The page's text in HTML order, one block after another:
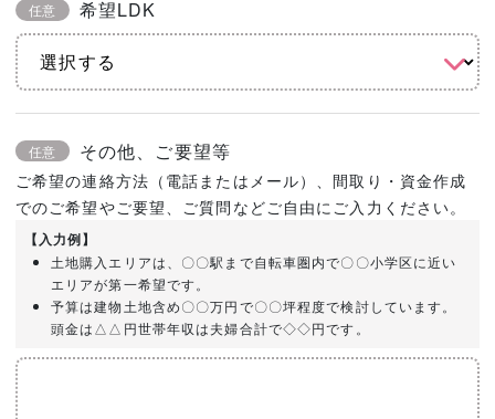
任意 希望LDK
任意 その他、ご要望等
ご希望の連絡方法（電話またはメール）、間取り・資金作成
でのご希望やご要望、ご質問などご自由にご入力ください。
【入力例】
土地購入エリアは、〇〇駅まで自転車圏内で〇〇小学区に近い
エリアが第一希望です。
予算は建物土地含め〇〇万円で〇〇坪程度で検討しています。
頭金は△△円世帯年収は夫婦合計で◇◇円です。